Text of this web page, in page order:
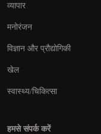
व्यापार
मनोरंजन
विज्ञान और प्रौद्योगिकी
खेल
स्वास्थ्य/चिकित्सा
हमसे संपर्क करें